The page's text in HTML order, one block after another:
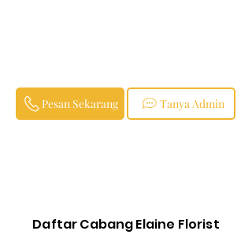
Tanya Admin
Pesan Sekarang
Daftar Cabang Elaine Florist